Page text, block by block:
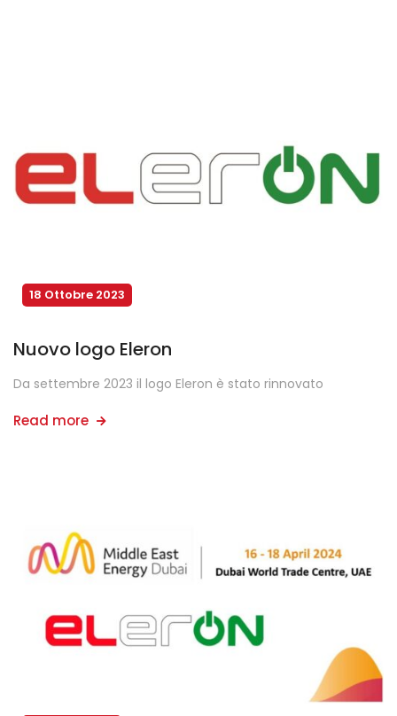
18 Ottobre 2023
Nuovo logo Eleron
Da settembre 2023 il logo Eleron è stato rinnovato
Read more